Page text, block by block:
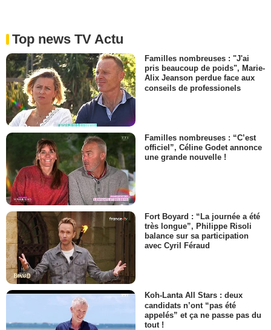
Top news TV Actu
Familles nombreuses : "J'ai
pris beaucoup de poids", Marie-
Alix Jeanson perdue face aux
conseils de professionels
Familles nombreuses : “C’est
officiel”, Céline Godet annonce
une grande nouvelle !
Fort Boyard : “La journée a été
très longue”, Philippe Risoli
balance sur sa participation
avec Cyril Féraud
Koh-Lanta All Stars : deux
candidats n’ont “pas été
appelés” et ça ne passe pas du
tout !